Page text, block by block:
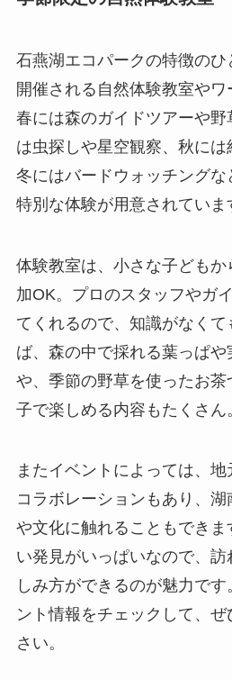
石燕湖エコパークの特徴のひ
開催される自然体験教室やワ
春には森のガイドツアーや野
は虫探しや星空観察、秋には
冬にはバードウォッチング
特別な体験が用意されていま
体験教室は、小さな子ども
加OK。プロのスタッフやガ
てくれるので、知識がなくて
ば、森の中で採れる葉っぱ
や、季節の野草を使ったお
子で楽しめる内容もたくさん
またイベントによっては、
コラボレーションもあり、
や文化に触れることもできま
い発見がいっぱいなので、
しみ方ができるのが魅力で
ント情報をチェックして、
さい。